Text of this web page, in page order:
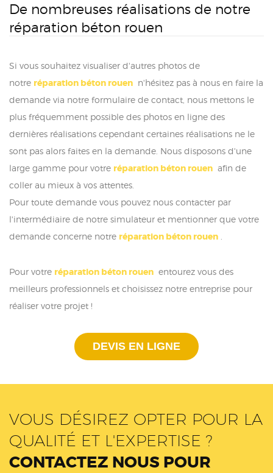
De nombreuses réalisations de notre
réparation béton rouen
Si vous souhaitez visualiser d'autres photos de
notre réparation béton rouen n'hésitez pas à nous en faire la
demande via notre formulaire de contact, nous mettons le
plus fréquemment possible des photos en ligne des
dernières réalisations cependant certaines réalisations ne le
sont pas alors faites en la demande. Nous disposons d'une
large gamme pour votre réparation béton rouen afin de
coller au mieux à vos attentes.
Pour toute demande vous pouvez nous contacter par
l'intermédiaire de notre simulateur et mentionner que votre
demande concerne notre réparation béton rouen
Pour votre réparation béton rouen entourez vous des
meilleurs professionnels et choisissez notre entreprise pour
réaliser votre projet !
DEVIS EN LIGNE
VOUS DÉSIREZ OPTER POUR LA
QUALITÉ ET L'EXPERTISE ?
CONTACTEZ NOUS POUR